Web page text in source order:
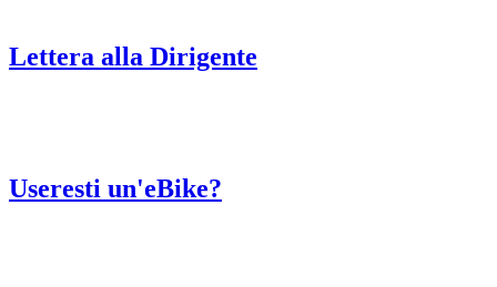
Lettera alla Dirigente
Useresti un'eBike?